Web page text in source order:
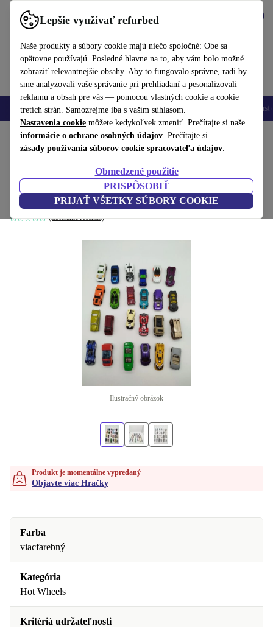
Lepšie využívať refurbed
Naše produkty a súbory cookie majú niečo spoločné: Obe sa
opätovne používajú. Posledné hlavne na to, aby vám bolo možné
zobraziť relevantnejšie obsahy. Aby to fungovalo správne, radi by
sme analyzovali vaše správanie pri prehliadaní a pesonalizovali
reklamu a obsah pre vás — pomocou vlastných cookie a cookie
tretích strán. Samozrejme iba s vaším súhlasom.
Nastavenia cookie môžete kedykoľvek zmeniť. Prečítajte si naše
informácie o ochrane osobných údajov. Prečítajte si
zásady používania súborov cookie spracovateľa údajov.
Obmedzené použitie
PRISPÔSOBIŤ
PRIJAŤ VŠETKY SÚBORY COOKIE
používať refurbed rýchlo a jednoducho
Mobilné telefóny Laptopy Tablety Inteligentné hodinky
Domov Bábätká a deti Hračky
Hot Wheels sada miniatúrnych áut von 24
vozidlá
viacfarebná
(Zbieranie recenzií)
Ilustračný obrázok
Produkt je momentálne vypredaný
Objavte viac Hračky
Farba
viacfarebný
Kategória
Hot Wheels
Kritériá udržateľnosti